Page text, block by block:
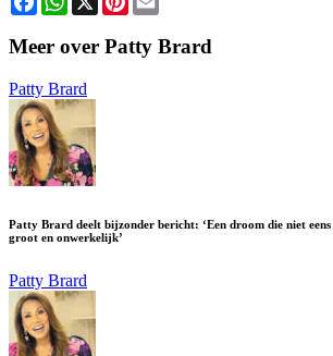
Meer over Patty Brard
Patty Brard
Patty Brard deelt bijzonder bericht: ‘Een droom die niet
groot en onwerkelijk’
Patty Brard